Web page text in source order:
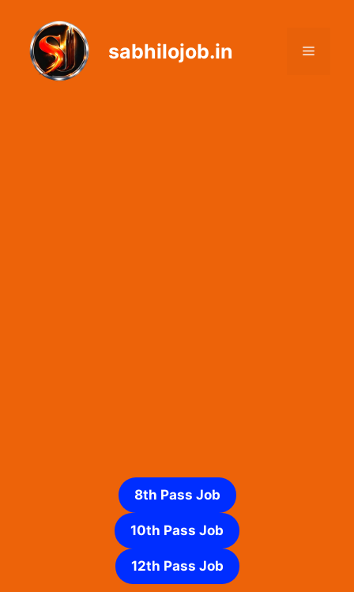
content
sabhilojob.in Menu
8th Pass Job
10th Pass Job
12th Pass Job